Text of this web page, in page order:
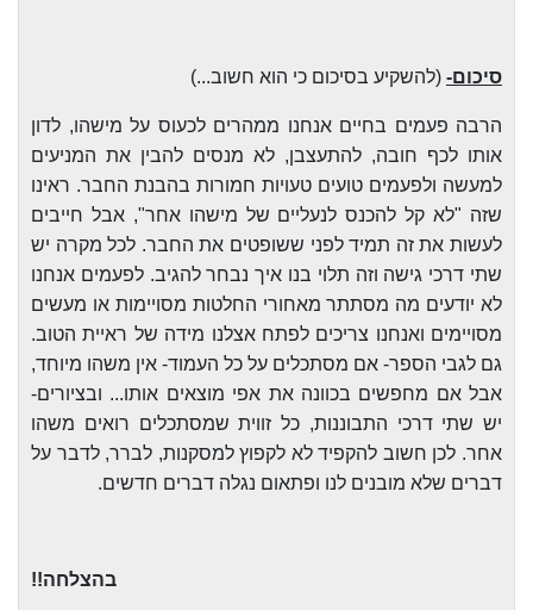
סיכום- (להשקיע בסיכום כי הוא חשוב...)
הרבה פעמים בחיים אנחנו ממהרים לכעוס על מישהו, לדון
אותו לכף חובה, להתעצבן, לא מנסים להבין את המניעים
למעשה ולפעמים טועים טעויות חמורות בהבנת החבר. ראינו
שזה "לא קל להכנס לנעליים של מישהו אחר", אבל חייבים
לעשות את זה תמיד לפני ששופטים את החבר. לכל מקרה יש
שתי דרכי גישה וזה תלוי בנו איך נבחר להגיב. לפעמים אנחנו
לא יודעים מה מסתתר מאחורי החלטות מסויימות או מעשים
מסויימים ואנחנו צריכים לפתח אצלנו מידה של ראיית הטוב.
גם לגבי הספר- אם מסתכלים על כל העמוד- אין משהו מיוחד,
אבל אם מחפשים בכוונה את אפי מוצאים אותו... ובציורים-
יש שתי דרכי התבוננות, כל זווית שמסתכלים רואים משהו
אחר. לכן חשוב להקפיד לא לקפוץ למסקנות, לברר, לדבר על
דברים שלא מובנים לנו ופתאום נגלה דברים חדשים.
בהצלחה!!